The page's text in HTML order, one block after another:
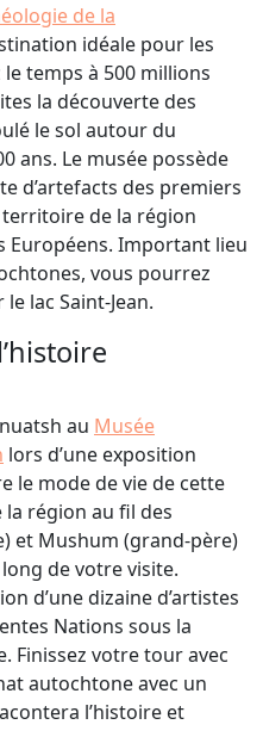
de la
idéale pour les
temps à 500 millions
la découverte des
le sol autour du
ans. Le musée possède
d’artefacts des premiers
de la région
Européens. Important lieu
vous pourrez
lac Saint-Jean.
au Musée
lors d’une exposition
le mode de vie de cette
région au fil des
et Mushum (grand-père)
de votre visite.
d’une dizaine d’artistes
Nations sous la
Finissez votre tour avec
autochtone avec un
l’histoire et